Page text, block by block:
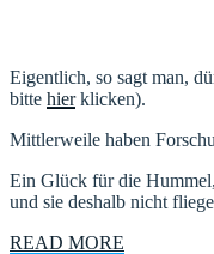
Eigentlich, so sagt man,
bitte hierklicken).
Mittlerweile haben
Ein Glück für die
und sie deshalb nicht
READ MORE